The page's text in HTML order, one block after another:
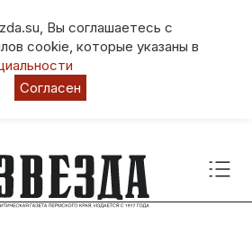
Вы соглашаетесь с
cookie, которые указаны в
Согласен
РФ